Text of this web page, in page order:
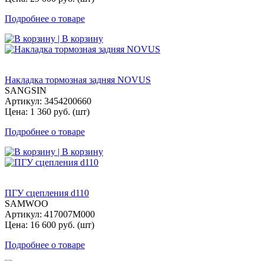
Подробнее о товаре
| В корзину
Накладка тормозная задняя NOVUS
SANGSIN
Артикул: 3454200660
Цена: 1 360 руб. (шт)
Подробнее о товаре
| В корзину
ПГУ сцепления d110
SAMWOO
Артикул: 417007M000
Цена: 16 600 руб. (шт)
Подробнее о товаре